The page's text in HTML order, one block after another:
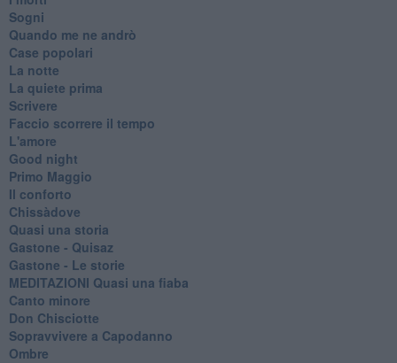
Sogni
Quando me ne andrò
Case popolari
La notte
La quiete prima
Scrivere
Faccio scorrere il tempo
L'amore
Good night
Primo Maggio
Il conforto
Chissàdove
Quasi una storia
Gastone - Quisaz
Gastone - Le storie
MEDITAZIONI Quasi una fiaba
Canto minore
Don Chisciotte
Sopravvivere a Capodanno
Ombre